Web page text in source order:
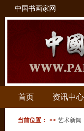
中国书画家网
首页 资讯中心
当前位置： >> 艺术新闻